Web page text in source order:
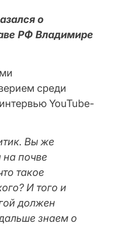
о
РФ Владимире
среди
YouTube-
Вы же
на почве
такое
И того и
должен
знаем о